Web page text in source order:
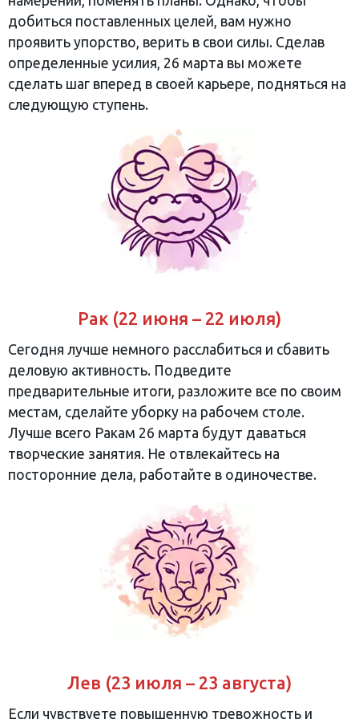
добиться поставленных целей, вам нужно
проявить упорство, верить в свои силы. Сделав
определенные усилия, 26 марта вы можете
сделать шаг вперед в своей карьере, подняться на
следующую ступень.
Рак (22 июня – 22 июля)
Сегодня лучше немного расслабиться и сбавить
деловую активность. Подведите
предварительные итоги, разложите все по своим
местам, сделайте уборку на рабочем столе.
Лучше всего Ракам 26 марта будут даваться
творческие занятия. Не отвлекайтесь на
посторонние дела, работайте в одиночестве.
Лев (23 июля – 23 августа)
Если чувствуете повышенную тревожность и